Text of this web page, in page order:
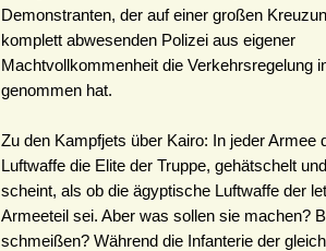
Demonstranten, der auf einer großen
komplett abwesenden Polizei aus eigener
Machtvollkommenheit die Verkehrsregelung
genommen hat.
Zu den Kampfjets über Kairo: In jeder Armee
Luftwaffe die Elite der Truppe, gehätschelt
scheint, als ob die ägyptische Luftwaffe der
Armeeteil sei. Aber was sollen sie machen?
schmeißen? Während die Infanterie der